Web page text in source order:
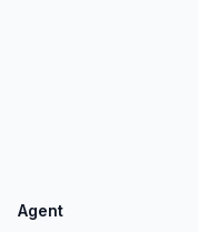
Agent